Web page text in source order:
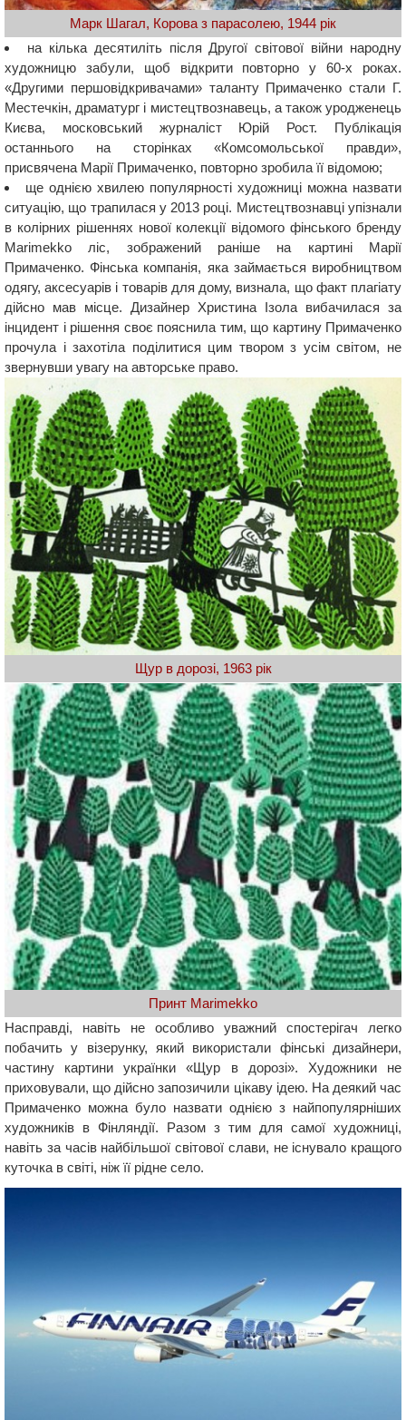
Марк Шагал, Корова з парасолею, 1944 рік
на кілька десятиліть після Другої світової війни народну
художницю забули, щоб відкрити повторно у 60-х роках.
«Другими першовідкривачами» таланту Примаченко стали Г.
Местечкін, драматург і мистецтвознавець, а також уродженець
Києва, московський журналіст Юрій Рост. Публікація
останнього на сторінках «Комсомольської правди»,
присвячена Марії Примаченко, повторно зробила її відомою;
ще однією хвилею популярності художниці можна назвати
ситуацію, що трапилася у 2013 році. Мистецтвознавці упізнали
в колірних рішеннях нової колекції відомого фінського бренду
Marimekko ліс, зображений раніше на картині Марії
Примаченко. Фінська компанія, яка займається виробництвом
одягу, аксесуарів і товарів для дому, визнала, що факт плагіату
дійсно мав місце. Дизайнер Христина Ізола вибачилася за
інцидент і рішення своє пояснила тим, що картину Примаченко
прочула і захотіла поділитися цим твором з усім світом, не
звернувши увагу на авторське право.
Щур в дорозі, 1963 рік
Принт Marimekko
Насправді, навіть не особливо уважний спостерігач легко
побачить у візерунку, який використали фінські дизайнери,
частину картини українки «Щур в дорозі». Художники не
приховували, що дійсно запозичили цікаву ідею. На деякий час
Примаченко можна було назвати однією з найпопулярніших
художників в Фінляндії. Разом з тим для самої художниці,
навіть за часів найбільшої світової слави, не існувало кращого
куточка в світі, ніж її рідне село.